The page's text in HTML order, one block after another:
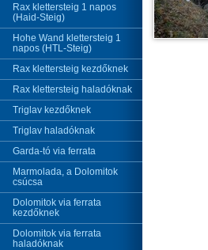
Rax klettersteig 1 napos
(Haid-Steig)
Hohe Wand klettersteig 1
napos (HTL-Steig)
Rax klettersteig kezdőknek
Rax klettersteig haladóknak
Triglav kezdőknek
Triglav haladóknak
Garda-tó via ferrata
Marmolada, a Dolomitok
csúcsa
Dolomitok via ferrata
kezdőknek
Dolomitok via ferrata
haladóknak